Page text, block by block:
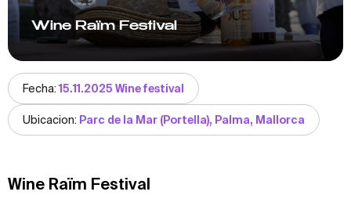
Wine Raïm Festival
Fecha:15.11.2025 Wine festival
Ubicacion: Parc de la Mar (Portella), Palma, Mallorca
Wine Raïm Festival